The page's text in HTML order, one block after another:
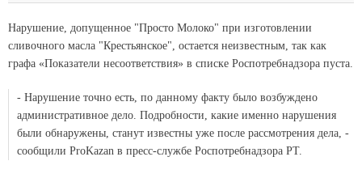
Нарушение, допущенное "Просто Молоко" при изготовлении
сливочного масла "Крестьянское", остается неизвестным, так как
графа «Показатели несоответствия» в списке Роспотребнадзора пуста.
- Нарушение точно есть, по данному факту было возбуждено
административное дело. Подробности, какие именно нарушения
были обнаружены, станут известны уже после рассмотрения дела, -
сообщили ProKazan в пресс-службе Роспотребнадзора РТ.